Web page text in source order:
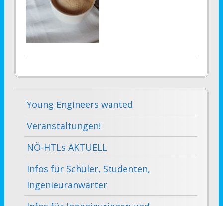
Young Engineers wanted
Veranstaltungen!
NÖ-HTLs AKTUELL
Infos für Schüler, Studenten,
Ingenieuranwärter